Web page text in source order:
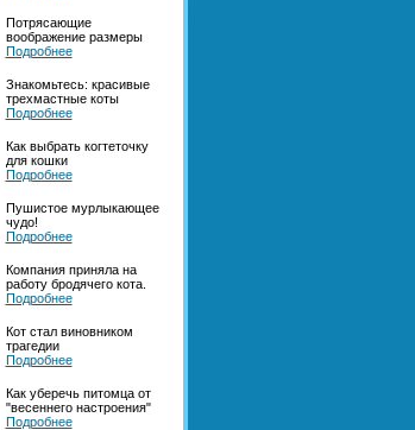
Потрясающие
воображение размеры
Подробнее
Знакомьтесь: красивые
трехмастные коты
Подробнее
Как выбрать когтеточку
для кошки
Подробнее
Пушистое мурлыкающее
чудо!
Подробнее
Компания приняла на
работу бродячего кота.
Подробнее
Кот стал виновником
трагедии
Подробнее
Как уберечь питомца от
"весеннего настроения"
Подробнее